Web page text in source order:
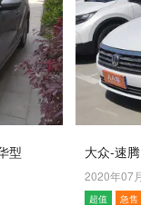
型 大众-速
2020年07
超值 急售